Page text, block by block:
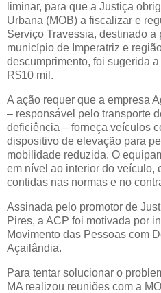
liminar, para que a Justiça
Urbana (MOB) a fiscalizar e
Serviço Travessia, destinado
município de Imperatriz e
descumprimento, foi sugerida
R$10 mil.
A ação requer que a empresa
– responsável pelo transporte
deficiência – forneça veículos
dispositivo de elevação para
mobilidade reduzida. O
em nível ao interior do veículo,
contidas nas normas e no
Assinada pelo promotor de
Pires, a ACP foi motivada por
Movimento das Pessoas com
Açailândia.
Para tentar solucionar o
MA realizou reuniões com a